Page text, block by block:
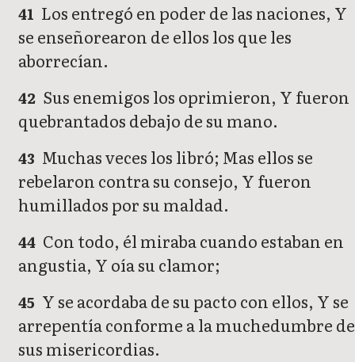
41 Los entregó en poder de las naciones, Y
se enseñorearon de ellos los que les
aborrecían.
42 Sus enemigos los oprimieron, Y fueron
quebrantados debajo de su mano.
43 Muchas veces los libró; Mas ellos se
rebelaron contra su consejo, Y fueron
humillados por su maldad.
44 Con todo, él miraba cuando estaban en
angustia, Y oía su clamor;
45 Y se acordaba de su pacto con ellos, Y se
arrepentía conforme a la muchedumbre de
sus misericordias.